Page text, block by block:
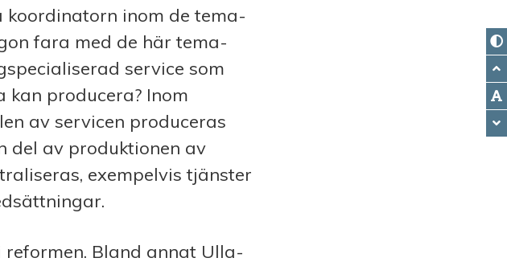
koordinatorn inom de tema-
fara med de här tema-
service som
kan producera? Inom
av servicen produceras
del av produktionen av
exempelvis tjänster
Bland annat Ulla-